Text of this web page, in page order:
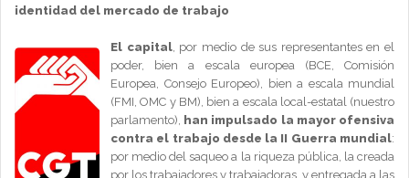
identidad del mercado de trabajo
El capital, por medio de sus representantes en el
poder, bien a escala europea (BCE, Comisión
Europea, Consejo Europeo), bien a escala mundial
(FMI, OMC y BM), bien a escala local-estatal (nuestro
parlamento), han impulsado la mayor ofensiva
contra el trabajo desde la II Guerra mundial:
por medio del saqueo a la riqueza pública, la creada
por los trabajadores y trabajadoras, y entregada a las